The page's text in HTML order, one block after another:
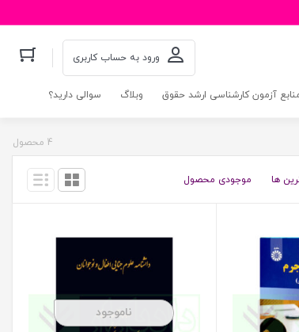
ورود به حساب کاربری
آزمون کارشناسی ارشد حقوق وبلاگ سوالی دارید؟
4 محصول
ها موجودی محصول
ناموجود